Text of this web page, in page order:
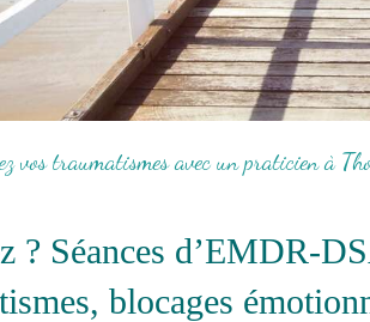
vos traumatismes avec un praticien à
? Séances d’EMDR-
blocages